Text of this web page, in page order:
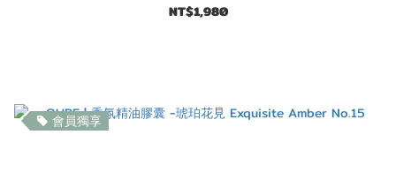
NT$1,980
會員獨享